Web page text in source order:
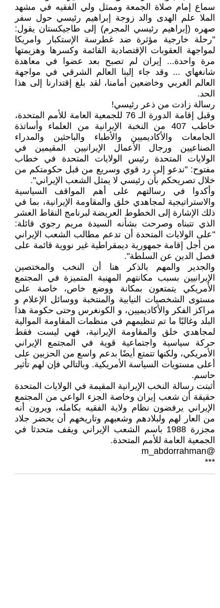
سماع إمام صلاة الجمعة وممثل ولي الفقيه في مشهد
الملا علم الهدى والد زوجة إبراهيم رئيسي حول سفر
صهره (إبراهيم رئيسي المجرم) إلى طاجيكستان يقول:
"رحلة خارجية مؤثرة ضد غطرسة الإستكبار وامريكا
لمواجهة العقوبات الإقتصادية القائمة وكسرها وهزيمتها
مرة واحدة... إيران لم تصبح بعد عضوا في معاهدة
شانغهاي ... وقد جاء إلينا العالم الشرقي في مواجهة
العالم الغربي وخاضعين أمامنا، لقد بلغ إقتدارنا إلى هذا
الحد.
رسالة زادت من ذعر رئيسي!
وقبل إقامة الدورة الـ 76 للجمعية العامة للأمم المتحدة،
خاطب 407 من النخبة الإيرانية من العلماء وأساتذة
الجامعات والأكاديميين والأطباء والباحثين والمدراء
الصناعيين ورجال الأعمال الإيرانيين المقيمين في
الولايات المتحدة رئيس الولايات المتحدة في خطاب
مفتوح: "ندعو إلى رد قوي وسريع من قبل حكومتكم من
خلال تصريحكم بأن رئيسي لا يمثل الشعب الإيراني".
وأكدوا في رسالتهم على أهم المواقف السياسية
والاستراتيجية لمجاهدي خلق والمقاومة الإيرانية، بما في
ذلك الإشارة إلى الخطوط العريضة لبرنامج النقاط العشر
الذي تتبناه وصرحت بشأنه السيدة مريم رجوي قائلة:
"على الولايات المتحدة أن تدعم مطالب الشعب الإيراني
من أجل إقامة جمهورية ديمقراطية غير نووية قائمة على
فصل الدين عن السلطة".
والجدير والمهم بالذكر هنا أن النخب والمختصين
الإيرانيين بسبب مكانتهم المهنية المتميزة في المجتمع
الأمريكي يتمتعون بمكانة ووضع خاص، خاصة على
مستوى الشخصيات النيابية والمنتخبة ووسائل الإعلام و
مراكز الفكر والأكاديميين، و الكونغرس وحتى حكومة هذا
البلد وغالبًا ما تم تنظيمهم في منظمات المقاومة الموالية
لمجاهدي خلق والمقاومة الإيرانية، فهي ليست فقط
حركة سياسية واجتماعية قوية في المجتمع الإيراني
الأمريكي، ولكنها تتمتع أيضًا بدعم واسع من الحزبين على
أعلى مستويات السياسة الأمريكية. وبالتالي فإن لهم تأثير
حاسم.
أثبتت رسالة النخب الإيرانية المقيمة في الولايات المتحدة
حقيقة أن شعب إيران وخاصة الجزء الواعي من المجتمع
الإيراني يرفضون نظام ولاية الفقيه بكامله، ويرون أنه
من العار لهم ولبلادهم وشعبهم وتاريخهم أن يحضر جلاد
مجزرة 1988 باسم الشعب الإيراني ويقف متحدثا في
الجمعية العامة للأمم المتحدة.
@m_abdorrahman
***